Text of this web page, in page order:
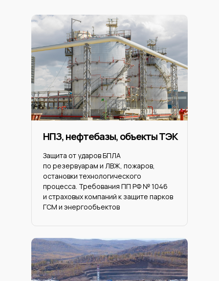
НПЗ, нефтебазы, объекты ТЭК
Защита от ударов БПЛА
по резервуарам и ЛВЖ, пожаров,
остановки технологического
процесса. Требования ПП РФ № 1046
и страховых компаний к защите парков
ГСМ и энергообъектов